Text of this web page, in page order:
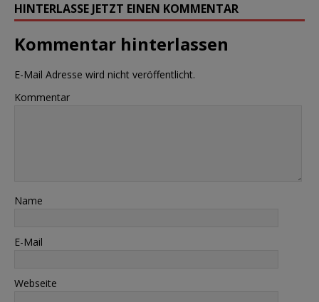
HINTERLASSE JETZT EINEN KOMMENTAR
Kommentar hinterlassen
E-Mail Adresse wird nicht veröffentlicht.
Kommentar
Name
E-Mail
Webseite